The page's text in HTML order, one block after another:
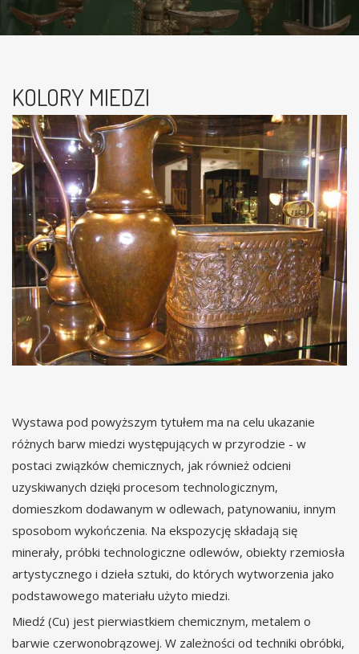
KOLORY MIEDZI
Wystawa pod powyższym tytułem ma na celu ukazanie
różnych barw miedzi występujących w przyrodzie - w
postaci związków chemicznych, jak również odcieni
uzyskiwanych dzięki procesom technologicznym,
domieszkom dodawanym w odlewach, patynowaniu, innym
sposobom wykończenia. Na ekspozycję składają się
minerały, próbki technologiczne odlewów, obiekty rzemiosła
artystycznego i dzieła sztuki, do których wytworzenia jako
podstawowego materiału użyto miedzi.
Miedź (Cu) jest pierwiastkiem chemicznym, metalem o
barwie czerwonobrązowej. W zależności od techniki obróbki,